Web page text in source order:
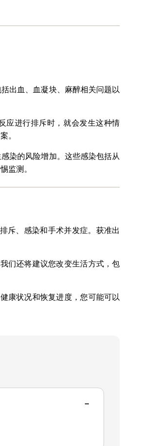
出血、血凝块、麻醉相关问题以
应进行排斥时，就会发生这种情
。
染的风险增加。这些感染包括从
监测。
斥、感染和手术并发症。获准出
们还将建议您改变生活方式，包
康状况和恢复进度，您可能可以
-